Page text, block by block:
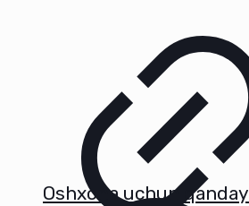
Oshxona uchun qanday